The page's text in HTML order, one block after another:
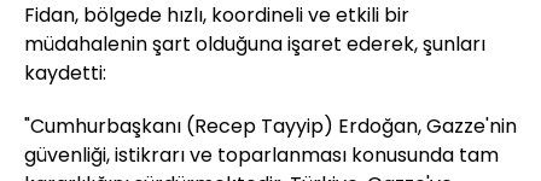
Fidan, bölgede hızlı, koordineli ve etkili bir
müdahalenin şart olduğuna işaret ederek, şunları
kaydetti:
"Cumhurbaşkanı (Recep Tayyip) Erdoğan, Gazze'nin
güvenliği, istikrarı ve toparlanması konusunda tam